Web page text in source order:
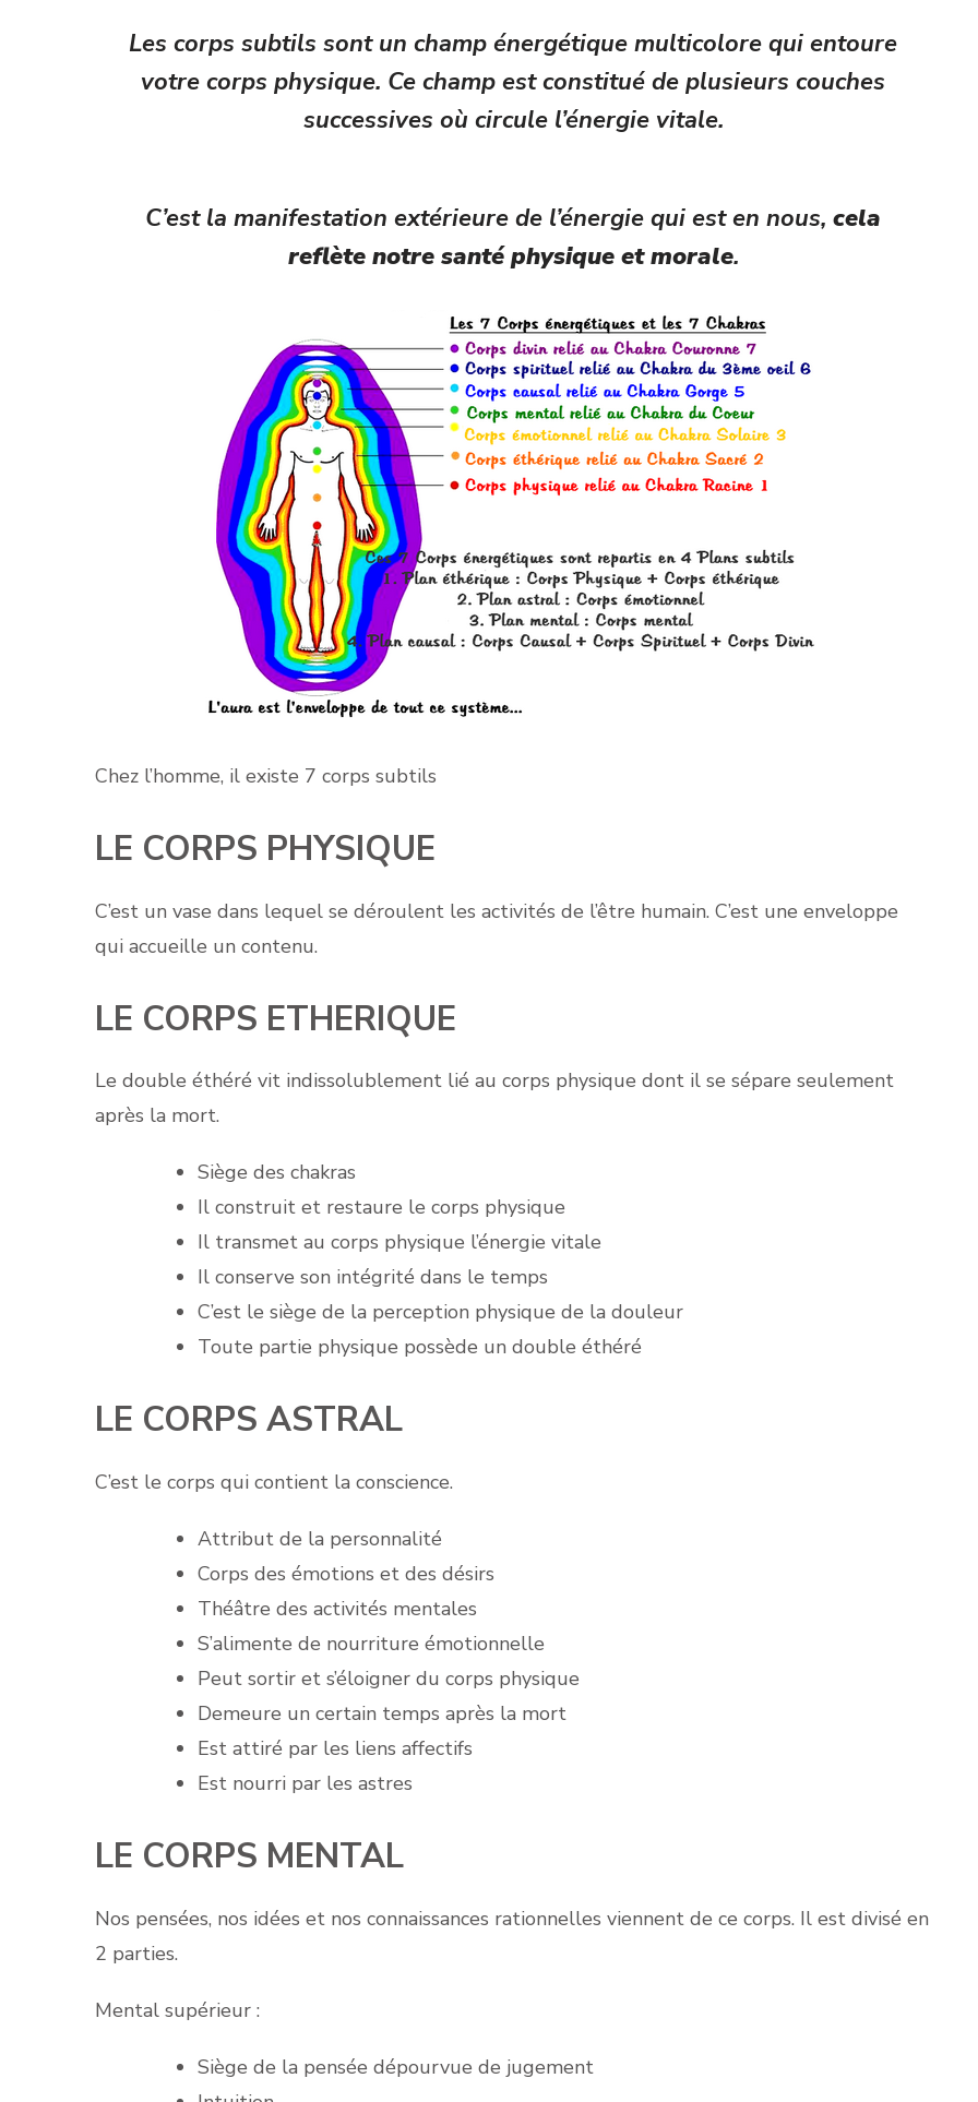
Les corps subtils sont un champ énergétique multicolore qui entoure
votre corps physique. Ce champ est constitué de plusieurs couches
successives où circule l’énergie vitale.
C’est la manifestation extérieure de l’énergie qui est en nous,cela
reflète notre santé physique et morale.
Chez l’homme, il existe 7 corps subtils
LE CORPS PHYSIQUE
C’est un vase dans lequel se déroulent les activités de l’être humain. C’est une enveloppe
qui accueille un contenu.
LE CORPS ETHERIQUE
Le double éthéré vit indissolublement lié au corps physique dont il se sépare seulement
après la mort.
Siège des chakras
Il construit et restaure le corps physique
Il transmet au corps physique l’énergie vitale
Il conserve son intégrité dans le temps
C’est le siège de la perception physique de la douleur
Toute partie physique possède un double éthéré
LE CORPS ASTRAL
C’est le corps qui contient la conscience.
Attribut de la personnalité
Corps des émotions et des désirs
Théâtre des activités mentales
S’alimente de nourriture émotionnelle
Peut sortir et s’éloigner du corps physique
Demeure un certain temps après la mort
Est attiré par les liens affectifs
Est nourri par les astres
LE CORPS MENTAL
Nos pensées, nos idées et nos connaissances rationnelles viennent de ce corps. Il est divisé en
2 parties.
Mental supérieur :
Siège de la pensée dépourvue de jugement